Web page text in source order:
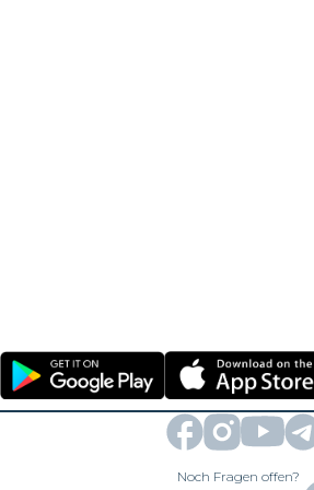
Noch Fragen offen?